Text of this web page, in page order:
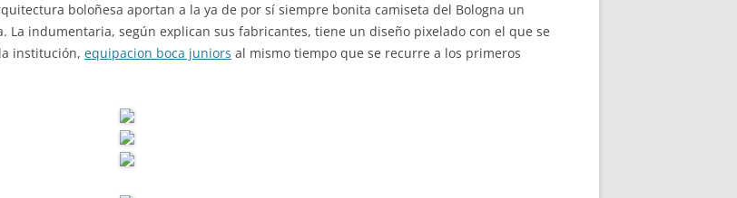
boloñesa aportan a la ya de por sí siempre bonita camiseta del Bologna un
La indumentaria, según explican sus fabricantes, tiene un diseño pixelado con el que se
institución, equipacion boca juniors al mismo tiempo que se recurre a los primeros